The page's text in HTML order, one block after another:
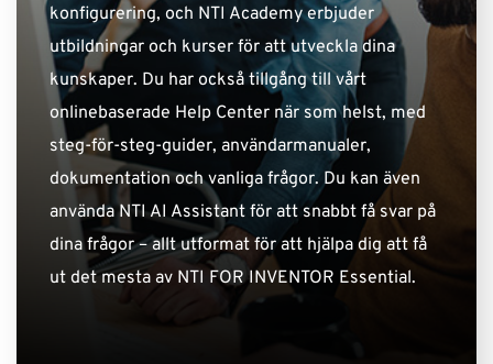
konfigurering, och NTI Academy erbjuder
utbildningar och kurser för att utveckla dina
kunskaper. Du har också tillgång till vårt
onlinebaserade Help Center när som helst, med
steg-för-steg-guider, användarmanualer,
dokumentation och vanliga frågor. Du kan även
använda NTI AI Assistant för att snabbt få svar på
dina frågor – allt utformat för att hjälpa dig att få
ut det mesta av NTI FOR INVENTOR Essential.